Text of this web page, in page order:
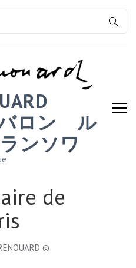
ロン゠ル
ンソワ
de
©